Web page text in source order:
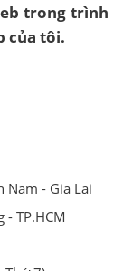
trong trình
của tôi.
- Gia Lai
TP.HCM